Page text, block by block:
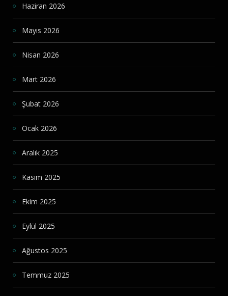
Haziran 2026
Mayıs 2026
Nisan 2026
Mart 2026
Şubat 2026
Ocak 2026
Aralık 2025
Kasım 2025
Ekim 2025
Eylül 2025
Ağustos 2025
Temmuz 2025